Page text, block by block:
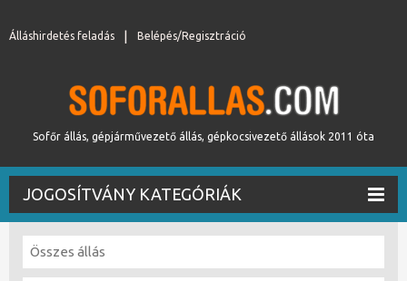
Belépés/Regisztráció
Álláshirdetés feladás
Sofőr állás, gépjárművezető állás, gépkocsivezető állások 2011 óta
JOGOSÍTVÁNY KATEGÓRIÁK